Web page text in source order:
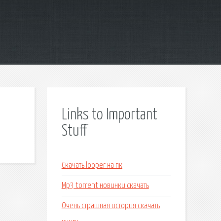
Links to Important
Stuff
Скачать looper на пк
Mp3 torrent новинки скачать
Очень страшная история скачать